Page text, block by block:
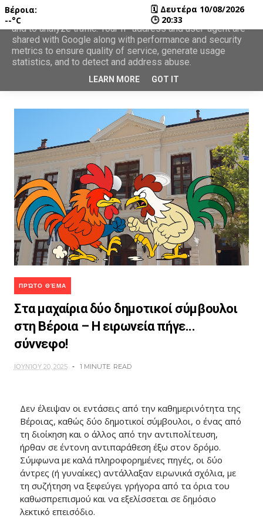
ΠΡΏΤΟ ΘΈΜΑ
Στα μαχαίρια δύο δημοτικοί σύμβουλοι
στη Βέροια – Η ειρωνεία πήγε...
σύννεφο!
ΙΟΥΝΊΟΥ 20, 2025 1 MINUTE READ
Δεν έλειψαν οι εντάσεις από την καθημερινότητα της
Βέροιας, καθώς δύο δημοτικοί σύμβουλοι, ο ένας από
τη διοίκηση και ο άλλος από την αντιπολίτευση,
ήρθαν σε έντονη αντιπαράθεση έξω στον δρόμο.
Σύμφωνα με καλά πληροφορημένες πηγές, οι δύο
άντρες (ή γυναίκες) αντάλλαξαν ειρωνικά σχόλια, με
τη συζήτηση να ξεφεύγει γρήγορα από τα όρια του
καθωσπρεπισμού και να εξελίσσεται σε δημόσιο
λεκτικό επεισόδιο.
Βέροια:
--°C
🗓 Δευτέρα 10/08/2026
🕒 20:33
This site uses cookies from Google to deliver its services
and to analyze traffic. Your IP address and user-agent are
shared with Google along with performance and security
metrics to ensure quality of service, generate usage
statistics, and to detect and address abuse.
LEARN MORE GOT IT